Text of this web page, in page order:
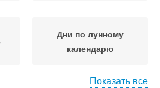
Дни по лунному
календарю
Показать все